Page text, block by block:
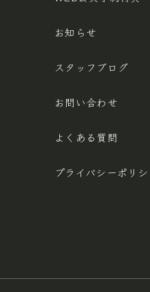
お知らせ
スタッフブログ
お問い合わせ
よくある質問
プライバシーポリ